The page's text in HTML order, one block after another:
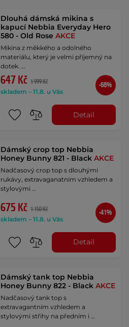
Dlouhá dámská mikina s
kapucí Nebbia Everyday Hero
580 - Old RoseAKCE
Mikina z měkkého a odolného
materiálu, který je velmi příjemný na
dotek. …
647 Kč 1 999 Kč
skladem – 11.8. u Vás
-68%
Detail
Dámský crop top Nebbia
Honey Bunny 821 - BlackAKCE
Nadčasový crop top s dlouhými
rukávy, extravaganatním vzhledem a
stylovými …
675 Kč 1 150 Kč
skladem – 11.8. u Vás
-41%
Detail
Dámský tank top Nebbia
Honey Bunny 822 - BlackAKCE
Nadčasový tank top s
extravagantním vzhledem a
stylovými střihy na předním i …